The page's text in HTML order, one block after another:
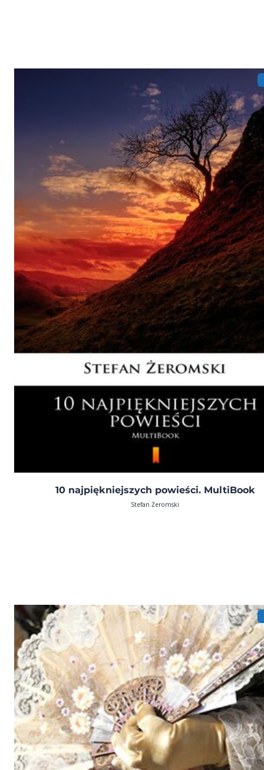
10 najpiękniejszych powieści. MultiBook
Stefan Żeromski